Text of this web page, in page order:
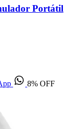
Portátil
8% OFF